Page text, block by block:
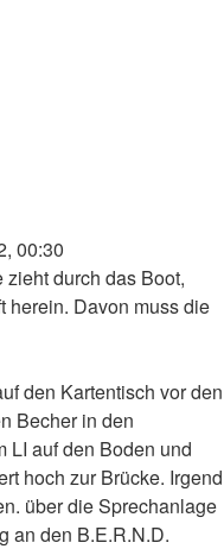
00:30
durch das Boot,
herein. Davon muss die
den Kartentisch vor den
Becher in den
LI auf den Boden und
hoch zur Brücke. Irgend
über die Sprechanlage
an den B.E.R.N.D.